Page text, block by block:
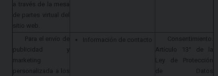
a través de la mesa
de partes virtual del
sitio web.
Para el envío de
publicidad y
marketing
personalizada a los
Información de contacto
Consentimiento.
Artículo 13° de la
Ley de Protección
de Datos